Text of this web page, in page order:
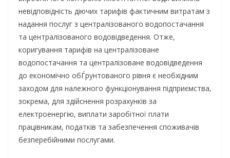
невідповідність діючих тарифів фактичним витратам з
надання послуг з централізованого водопостачання
та централізованого водовідведення. Отже,
коригування тарифів на централізоване
водопостачання та централізоване водовідведення
до економічно обЃрунтованого рівня є необхідним
заходом для належного функціонування підприємства,
зокрема, для здійснення розрахунків за
електроенергію, виплати заробітної плати
працівникам, податків та забезпечення споживачів
безперебійними послугами.